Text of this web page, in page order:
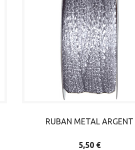
RUBAN METAL ARGENT
5,50 €